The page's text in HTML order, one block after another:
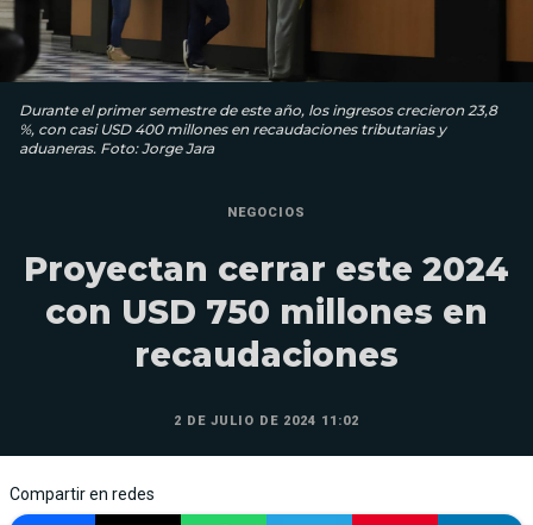
Durante el primer semestre de este año, los ingresos crecieron 23,8
%, con casi USD 400 millones en recaudaciones tributarias y
aduaneras. Foto: Jorge Jara
NEGOCIOS
Proyectan cerrar este 2024
con USD 750 millones en
recaudaciones
2 DE JULIO DE 2024 11:02
Compartir en redes